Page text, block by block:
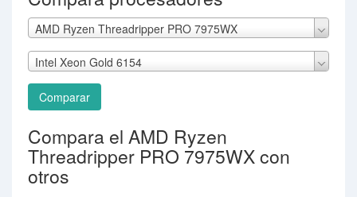
AMD Ryzen Threadripper PRO 7975WX
Intel Xeon Gold 6154
Comparar
Compara el AMD Ryzen
Threadripper PRO 7975WX con
otros